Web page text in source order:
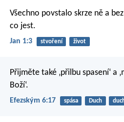
Všechno povstalo skrze ně a
co jest.
Jan 1:3 stvoření život
Přijměte také ‚přilbu spasení‘ a
Boží‘.
Efezským 6:17 spása Duch